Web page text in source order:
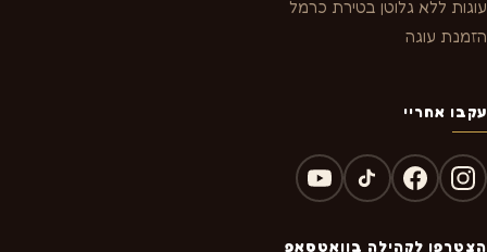
עוגות ללא גלוטן בטירת כרמל
הזמנת עוגה
עקבו אחריי
הצטרפו לקהילה בוואטסאפ